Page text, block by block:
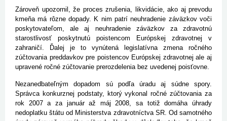
Zároveň upozornil, že proces zrušenia, likvidácie, ako aj prevodu
kmeňa má rôzne dopady. K nim patrí neuhradenie záväzkov voči
poskytovateľom, ale aj neuhradenie záväzkov za zdravotnú
starostlivosť poskytnutú poistencom Európskej zdravotnej v
zahraničí. Ďalej je to vynútená legislatívna zmena ročného
zúčtovania preddavkov pre poistencov Európskej zdravotnej ale aj
upravené ročné zúčtovanie prerozdelenia bez uvedenej poisťovne.
Nezanedbateľným dopadom sú podľa úradu aj súdne spory.
Správca konkurznej podstaty, ktorý vykonal ročné zúčtovania za
rok 2007 a za január až máj 2008, sa totiž domáha úhrady
nedoplatku štátu od Ministerstva zdravotníctva SR. Od samotného